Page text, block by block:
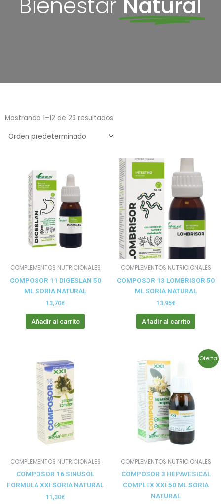
Bienestar Natural
Mostrando 1–12 de 23 resultados
COMPLEMENTOS NUTRICIONALES
COMPOSOR 11 DIGESLAN 50
ML SORIA NATURAL
13,70€
Añadir al carrito
COMPLEMENTOS NUTRICIONALES
COMPOSOR 13 LOMBRISOR 50
ML SORIA NATURAL
13,95€
Añadir al carrito
COMPLEMENTOS NUTRICIONALES
COMPOSOR 16 SINUSOL
FORMULA XXI SORIA NATURAL
11,30€
¡Oferta!
COMPLEMENTOS NUTRICIONALES
COMPOSOR 3 HEPAVESICAL
COMPLEX XXI 50 ML SORIA
NATURAL
Rango
hasta
64,80€
Este
en
la